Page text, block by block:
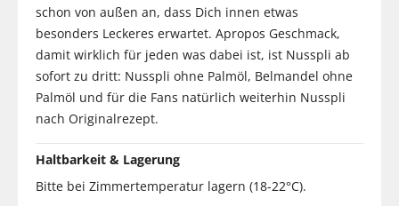
schon von außen an, dass Dich innen etwas
besonders Leckeres erwartet. Apropos Geschmack,
damit wirklich für jeden was dabei ist, ist Nusspli ab
sofort zu dritt: Nusspli ohne Palmöl, Belmandel ohne
Palmöl und für die Fans natürlich weiterhin Nusspli
nach Originalrezept.
Haltbarkeit & Lagerung
Bitte bei Zimmertemperatur lagern (18-22°C).